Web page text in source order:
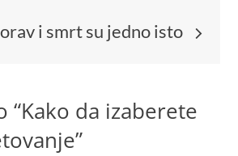
i smrt su jedno isto
“Kako da izaberete